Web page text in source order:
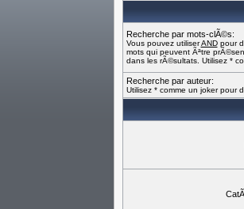
Recherche par mots-clÃ©s:
Vous pouvez utiliserANDpour
mots qui peuvent Ãªtre
dans les rÃ©sultats. Utilisez *
Recherche par auteur:
Utilisez * comme un joker pour